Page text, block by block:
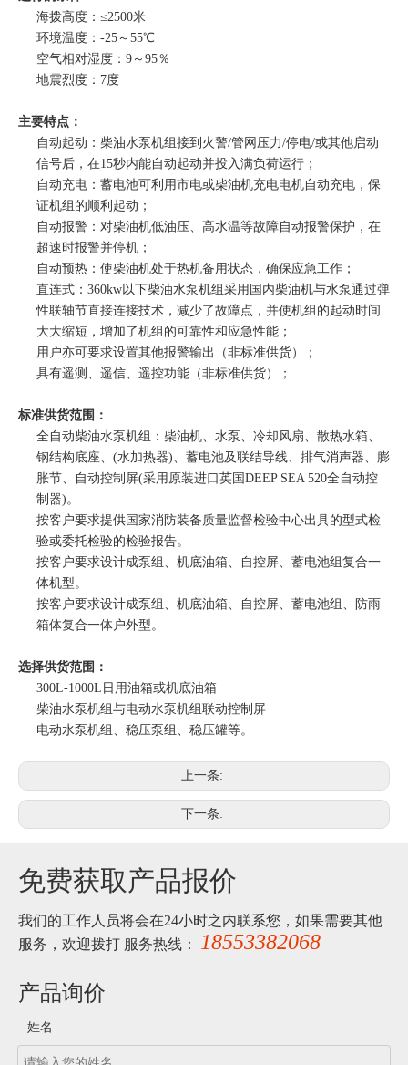
海拨高度：≤2500米
环境温度：-25～55℃
空气相对湿度：9～95％
地震烈度：7度
主要特点：
自动起动：柴油水泵机组接到火警/管网压力/停电/或其他启动
信号后，在15秒内能自动起动并投入满负荷运行；
自动充电：蓄电池可利用市电或柴油机充电电机自动充电，保
证机组的顺利起动；
自动报警：对柴油机低油压、高水温等故障自动报警保护，在
超速时报警并停机；
自动预热：使柴油机处于热机备用状态，确保应急工作；
直连式：360kw以下柴油水泵机组采用国内柴油机与水泵通过弹
性联轴节直接连接技术，减少了故障点，并使机组的起动时间
大大缩短，增加了机组的可靠性和应急性能；
用户亦可要求设置其他报警输出（非标准供货）；
具有遥测、遥信、遥控功能（非标准供货）；
标准供货范围：
全自动柴油水泵机组：柴油机、水泵、冷却风扇、散热水箱、
钢结构底座、(水加热器)、蓄电池及联结导线、排气消声器、膨
胀节、自动控制屏(采用原装进口英国DEEP SEA 520全自动控
制器)。
按客户要求提供国家消防装备质量监督检验中心出具的型式检
验或委托检验的检验报告。
按客户要求设计成泵组、机底油箱、自控屏、蓄电池组复合一
体机型。
按客户要求设计成泵组、机底油箱、自控屏、蓄电池组、防雨
箱体复合一体户外型。
选择供货范围：
300L-1000L日用油箱或机底油箱
柴油水泵机组与电动水泵机组联动控制屏
电动水泵机组、稳压泵组、稳压罐等。
上一条:
下一条:
免费获取产品报价
我们的工作人员将会在24小时之内联系您，如果需要其他
服务，欢迎拨打 服务热线：
18553382068
产品询价
姓名